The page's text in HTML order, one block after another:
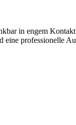
in engem
professionelle